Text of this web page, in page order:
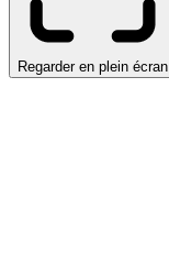
Regarder en plein écran